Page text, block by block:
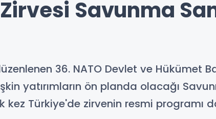
Savunma
36.⁠ ⁠NATO Devlet ve Hükümet
yatırımların ön planda olacağı
Türkiye'de zirvenin resmi programı